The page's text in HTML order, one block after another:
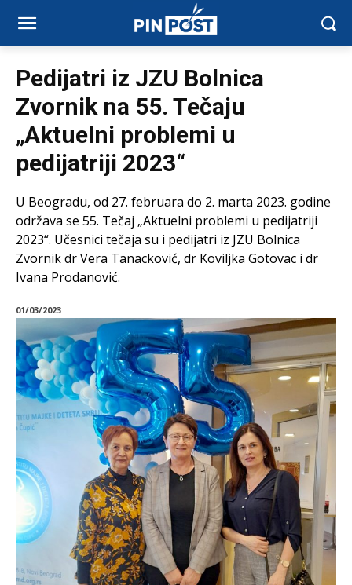
Pedijatri iz JZU Bolnica
Zvornik na 55. Tečaju
„Aktuelni problemi u
pedijatriji 2023“
U Beogradu, od 27. februara do 2. marta 2023. godine
održava se 55. Tečaj „Aktuelni problemi u pedijatriji
2023“. Učesnici tečaja su i pedijatri iz JZU Bolnica
Zvornik dr Vera Tanacković, dr Koviljka Gotovac i dr
Ivana Prodanović.
01/03/2023